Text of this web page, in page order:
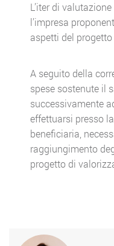
L’iter di
l’impresa
aspetti del
A seguito della
spese sostenute il
successivamente
effettuarsi presso
beneficiaria,
raggiungimento
progetto di